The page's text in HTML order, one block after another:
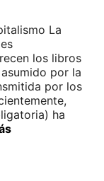
La
los libros
por la
por los
ha